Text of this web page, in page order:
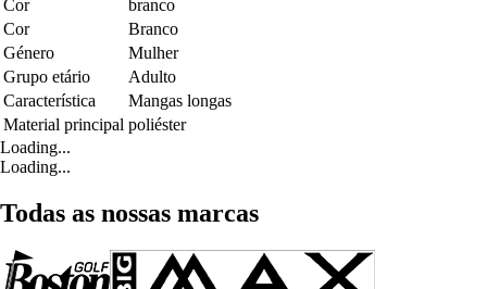
Cor
branco
Cor
Branco
Género
Mulher
Grupo etário
Adulto
Característica
Mangas longas
Material principal poliéster
Loading...
Loading...
Todas as nossas marcas